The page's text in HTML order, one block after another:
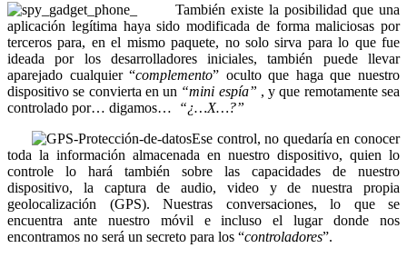
También existe la posibilidad que una
aplicación legítima haya sido modificada de forma maliciosas por
terceros para, en el mismo paquete, no solo sirva para lo que fue
ideada por los desarrolladores iniciales, también puede llevar
aparejado cualquier “complemento” oculto que haga que nuestro
dispositivo se convierta en un “mini espía” , y que remotamente sea
controlado por… digamos…
“¿…X…?”
Ese control, no quedaría en conocer
toda la información almacenada en nuestro dispositivo, quien lo
controle lo hará también sobre las capacidades de nuestro
dispositivo, la captura de audio, video y de nuestra propia
geolocalización (GPS). Nuestras conversaciones, lo que se
encuentra ante nuestro móvil e incluso el lugar donde nos
encontramos no será un secreto para los “controladores”.